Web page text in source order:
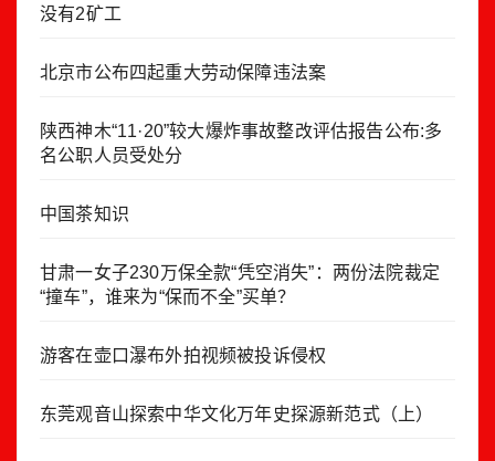
没有2矿工
北京市公布四起重大劳动保障违法案
陕西神木“11·20”较大爆炸事故整改评估报告公布:多
名公职人员受处分
中国茶知识
甘肃一女子230万保全款“凭空消失”：两份法院裁定
“撞车”，谁来为“保而不全”买单？
游客在壶口瀑布外拍视频被投诉侵权
东莞观音山探索中华文化万年史探源新范式（上）